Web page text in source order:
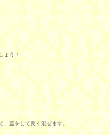
ょう！
、蓋をして良く混ぜます。